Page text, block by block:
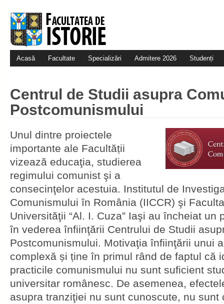
Acasă Facultate Specializări Admitere 2026 Studenți
Centrul de Studii asupra
Postcomunismului
Unul dintre proiectele
importante ale Facultății
vizează educaţia, studierea
regimului comunist şi a
consecinţelor acestuia. Institutul de
Comunismului în România (IICCR) şi
Universităţii “Al. I. Cuza” Iaşi au încheiat un
în vederea înfiinţării Centrului de Studii
Postcomunismului. Motivaţia înfiinţării unui
complexă și ține în primul rând de faptul că
practicile comunismului nu sunt suficient
universitar românesc. De asemenea,
asupra tranziţiei nu sunt cunoscute, nu sunt